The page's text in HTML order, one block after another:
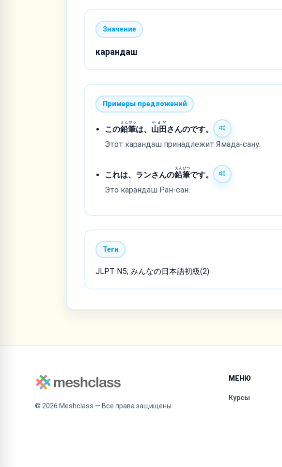
Значение
карандаш
Примеры предложений
この鉛筆
えんぴつ
は、 山田
やまだ
さんのです。
Этот карандаш принадлежит Ямада-сану.
これは、ランさんの鉛筆
えんぴつ
です。
Это карандаш Ран-сан.
Теги
JLPT N5; みんなの日本語初級(2)
© 2026 Meshclass — Все права защищены
МЕНЮ
Курсы